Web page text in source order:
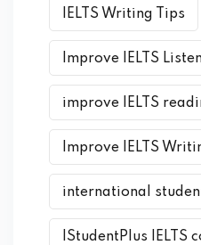
IELTS Writing Tips
Improve IELTS
improve IELTS
Improve IELTS
international
IStudentPlus IELTS